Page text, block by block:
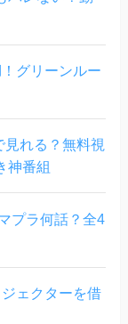
グリーンルー
見れる？無料視
神番組
プラ何話？全4
ェクターを借